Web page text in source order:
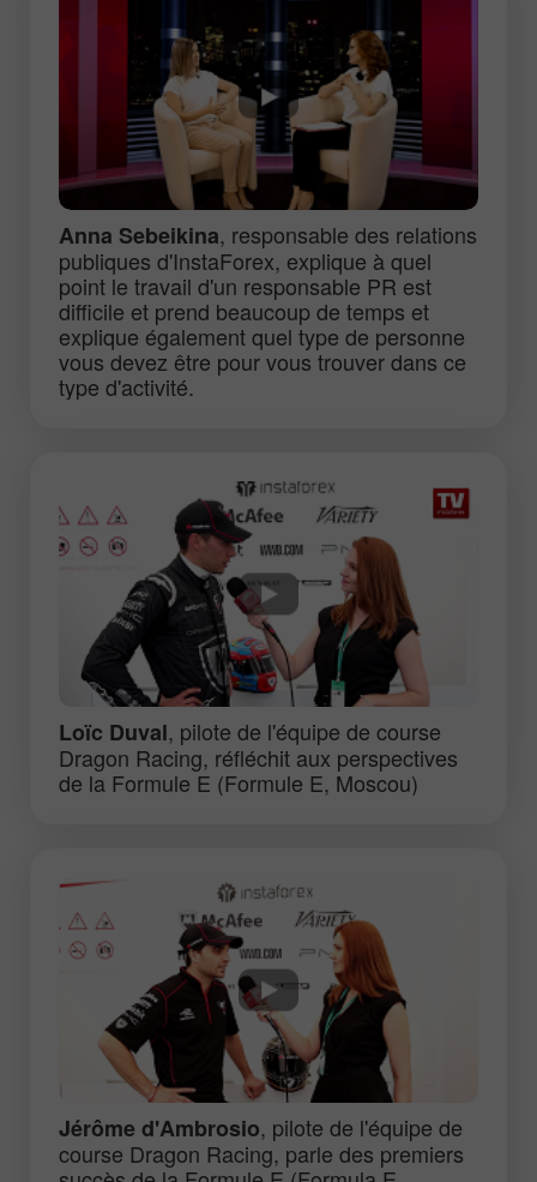
Anna Sebeikina, responsable des relations
publiques d'InstaForex, explique à quel
point le travail d'un responsable PR est
difficile et prend beaucoup de temps et
explique également quel type de personne
vous devez être pour vous trouver dans ce
type d'activité.
Loïc Duval, pilote de l'équipe de course
Dragon Racing, réfléchit aux perspectives
de la Formule E (Formule E, Moscou)
Jérôme d'Ambrosio, pilote de l'équipe de
course Dragon Racing, parle des premiers